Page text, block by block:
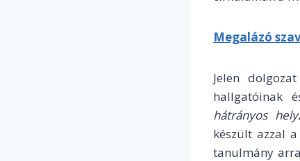
Megalázó
Jelen
hallgatóinak
hátrányos
készült azzal
tanulmány